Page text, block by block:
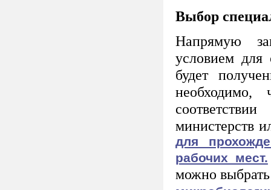
Выбор
Напрямую
условием для
будет
министерств
для
рабочих мест.
можно